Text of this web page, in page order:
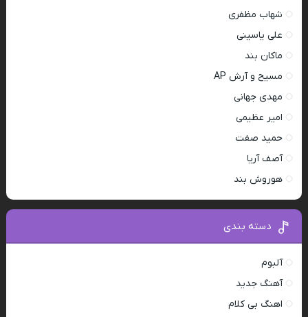
شهاب مظفری
علی یاسینی
ماکان بند
مسیح و آرش AP
مهدی جهانی
امیر عظیمی
حمید صفت
آصف آریا
هوروش بند
دسته بندی
آلبوم
آهنگ جدید
اهنگ بی کلام